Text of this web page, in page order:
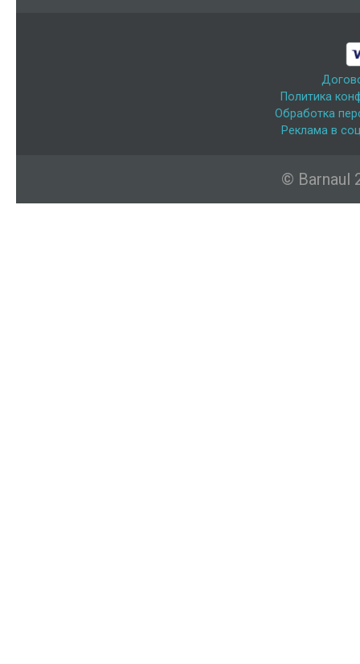
Политика
Обработка
Реклама в
© Barnaul